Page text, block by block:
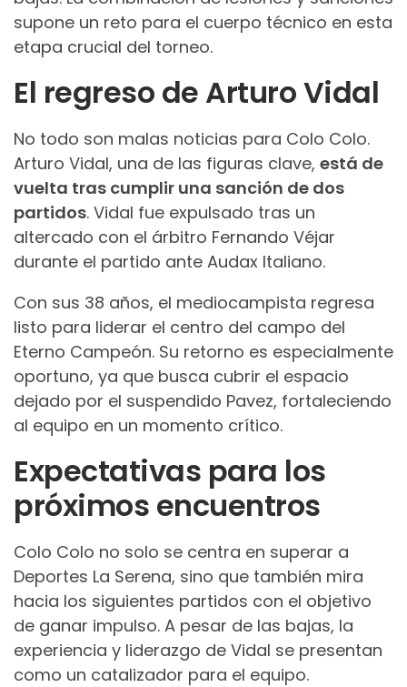
supone un reto para el cuerpo técnico en esta
etapa crucial del torneo.
El regreso de Arturo Vidal
No todo son malas noticias para Colo Colo.
Arturo Vidal, una de las figuras clave, está de
vuelta tras cumplir una sanción de dos
partidos. Vidal fue expulsado tras un
altercado con el árbitro Fernando Véjar
durante el partido ante Audax Italiano.
Con sus 38 años, el mediocampista regresa
listo para liderar el centro del campo del
Eterno Campeón. Su retorno es especialmente
oportuno, ya que busca cubrir el espacio
dejado por el suspendido Pavez, fortaleciendo
al equipo en un momento crítico.
Expectativas para los
próximos encuentros
Colo Colo no solo se centra en superar a
Deportes La Serena, sino que también mira
hacia los siguientes partidos con el objetivo
de ganar impulso. A pesar de las bajas, la
experiencia y liderazgo de Vidal se presentan
como un catalizador para el equipo.